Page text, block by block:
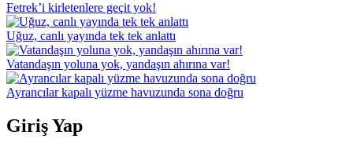
Fetrek’i kirletenlere geçit yok!
Uğuz, canlı yayında tek tek anlattı
Vatandaşın yoluna yok, yandaşın ahırına var!
Ayrancılar kapalı yüzme havuzunda sona doğru
Giriş Yap